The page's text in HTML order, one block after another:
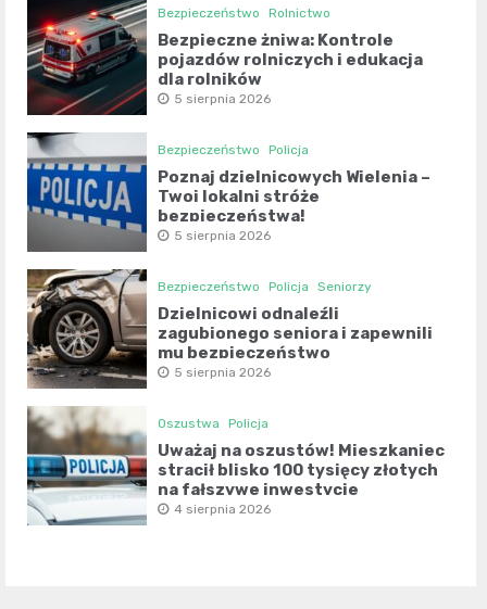
Bezpieczeństwo Rolnictwo
Bezpieczne żniwa: Kontrole
pojazdów rolniczych i edukacja
dla rolników
5 sierpnia 2026
Bezpieczeństwo Policja
Poznaj dzielnicowych Wielenia –
Twoi lokalni stróże
bezpieczeństwa!
5 sierpnia 2026
Bezpieczeństwo Policja Seniorzy
Dzielnicowi odnaleźli
zagubionego seniora i zapewnili
mu bezpieczeństwo
5 sierpnia 2026
Oszustwa Policja
Uważaj na oszustów! Mieszkaniec
stracił blisko 100 tysięcy złotych
na fałszywe inwestycje
4 sierpnia 2026